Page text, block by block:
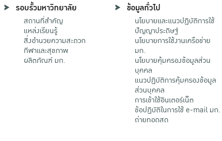
รอบรั้วมหาวิทยาลัย
สถานที่สำคัญ
แหล่งเรียนรู้
สิ่งอำนวยความสะดวก
กีฬาและสุขภาพ
ผลิตภัณฑ์ มก.
ข้อมูลทั่วไป
นโยบายและแนวปฏิบัติการใช้
ปัญญาประดิษฐ์
นโยบายการใช้งานเครือข่าย
มก.
นโยบายคุ้มครองข้อมูลส่วน
บุคคล
แนวปฏิบัติการคุ้มครองข้อมูล
ส่วนบุคคล
การเข้าใช้อินเตอร์เน็ต
ข้อปฏิบัติในการใช้ e-mail มก.
ถ่ายทอดสด